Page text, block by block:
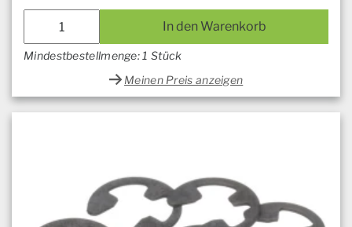
In den Warenkorb
Mindestbestellmenge: 1 Stück
Meinen Preis anzeigen